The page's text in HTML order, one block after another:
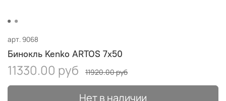
арт. 9068
Бинокль Kenko ARTOS 7x50
11330.00 руб 11920.00 руб
Нет в наличии